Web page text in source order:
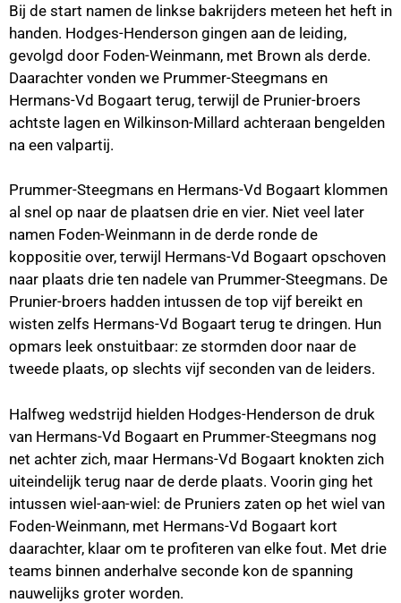
Bij de start namen de linkse bakrijders meteen het heft in
handen. Hodges-Henderson gingen aan de leiding,
gevolgd door Foden-Weinmann, met Brown als derde.
Daarachter vonden we Prummer-Steegmans en
Hermans-Vd Bogaart terug, terwijl de Prunier-broers
achtste lagen en Wilkinson-Millard achteraan bengelden
na een valpartij.
Prummer-Steegmans en Hermans-Vd Bogaart klommen
al snel op naar de plaatsen drie en vier. Niet veel later
namen Foden-Weinmann in de derde ronde de
koppositie over, terwijl Hermans-Vd Bogaart opschoven
naar plaats drie ten nadele van Prummer-Steegmans. De
Prunier-broers hadden intussen de top vijf bereikt en
wisten zelfs Hermans-Vd Bogaart terug te dringen. Hun
opmars leek onstuitbaar: ze stormden door naar de
tweede plaats, op slechts vijf seconden van de leiders.
Halfweg wedstrijd hielden Hodges-Henderson de druk
van Hermans-Vd Bogaart en Prummer-Steegmans nog
net achter zich, maar Hermans-Vd Bogaart knokten zich
uiteindelijk terug naar de derde plaats. Voorin ging het
intussen wiel-aan-wiel: de Pruniers zaten op het wiel van
Foden-Weinmann, met Hermans-Vd Bogaart kort
daarachter, klaar om te profiteren van elke fout. Met drie
teams binnen anderhalve seconde kon de spanning
nauwelijks groter worden.